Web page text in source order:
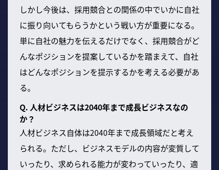
しかし今後は、採用競合との関係の中でいかに自社
に振り向いてもらうかという戦い方が重要になる。
単に自社の魅力を伝えるだけでなく、採用競合がど
んなポジションを提案しているかを踏まえて、自社
はどんなポジションを提示するかを考える必要があ
る。
Q. 人材ビジネスは2040年まで成長ビジネスなの
か？
人材ビジネス自体は2040年まで成長領域だと考え
られる。ただし、ビジネスモデルの内容が変質して
いったり、求められる能力が変わっていったり、適